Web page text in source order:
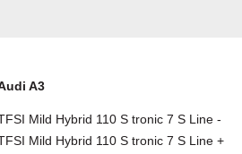
A3
Mild Hybrid 110 S tronic 7 S Line -
Mild Hybrid 110 S tronic 7 S Line +